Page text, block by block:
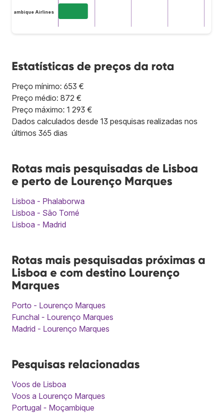
Mozambique Airlines
Estatísticas de preços da rota
Preço mínimo: 653 €
Preço médio: 872 €
Preço máximo: 1 293 €
Dados calculados desde 13 pesquisas realizadas nos
últimos 365 dias
Rotas mais pesquisadas de Lisboa
e perto de Lourenço Marques
Lisboa - Phalaborwa
Lisboa - São Tomé
Lisboa - Madrid
Rotas mais pesquisadas próximas a
Lisboa e com destino Lourenço
Marques
Porto - Lourenço Marques
Funchal - Lourenço Marques
Madrid - Lourenço Marques
Pesquisas relacionadas
Voos de Lisboa
Voos a Lourenço Marques
Portugal - Moçambique